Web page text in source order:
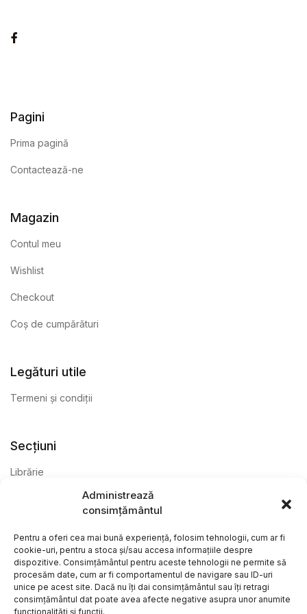
Administrează
consimțământul
Pentru a oferi cea mai bună experiență, folosim tehnologii, cum ar fi
cookie-uri, pentru a stoca și/sau accesa informațiile despre
dispozitive. Consimțământul pentru aceste tehnologii ne permite să
procesăm date, cum ar fi comportamentul de navigare sau ID-uri
unice pe acest site. Dacă nu îți dai consimțământul sau îți retragi
consimțământul dat poate avea afecte negative asupra unor anumite
funcționalități și funcții.
Pagini
Prima pagină
Contactează-ne
Magazin
Contul meu
Wishlist
Checkout
Coș de cumpărături
Legături utile
Termeni și condiții
Secțiuni
Librărie